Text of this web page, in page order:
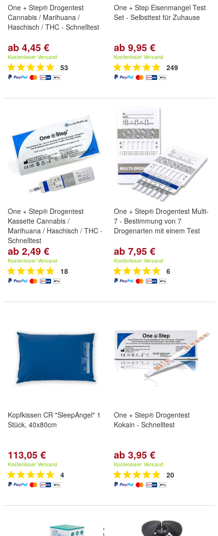
One + Step® Drogentest
Cannabis / Marihuana /
Haschisch / THC - Schnelltest
ab 4,45 €
Kostenloser Versand
53
One + Step Eisenmangel Test
Set - Selbsttest für Zuhause
ab 9,95 €
Kostenloser Versand
249
One + Step® Drogentest
Kassette Cannabis /
Marihuana / Haschisch / THC -
Schnelltest
ab 2,49 €
Kostenloser Versand
18
One + Step® Drogentest Multi-
7 - Bestimmung von 7
Drogenarten mit einem Test
ab 7,95 €
Kostenloser Versand
6
Kopfkissen CR "SleepAngel" 1
Stück, 40x80cm
113,05 €
Kostenloser Versand
4
One + Step® Drogentest
Kokain - Schnelltest
ab 3,95 €
Kostenloser Versand
20